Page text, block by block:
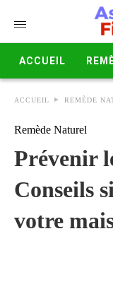
ACCUEIL
ACCUEIL REMÈDE
Remède Naturel
Prévenir
Conseils
votre